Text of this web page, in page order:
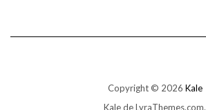
Copyright © 2026 Kale
Kalede LyraThemes.com.